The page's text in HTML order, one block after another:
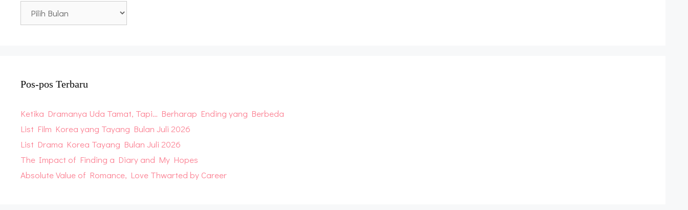
Archive
Pos-pos Terbaru
Ketika Dramanya Uda Tamat, Tapi… Berharap Ending yang Berbeda
List Film Korea yang Tayang Bulan Juli 2026
List Drama Korea Tayang Bulan Juli 2026
The Impact of Finding a Diary and My Hopes
Absolute Value of Romance, Love Thwarted by Career